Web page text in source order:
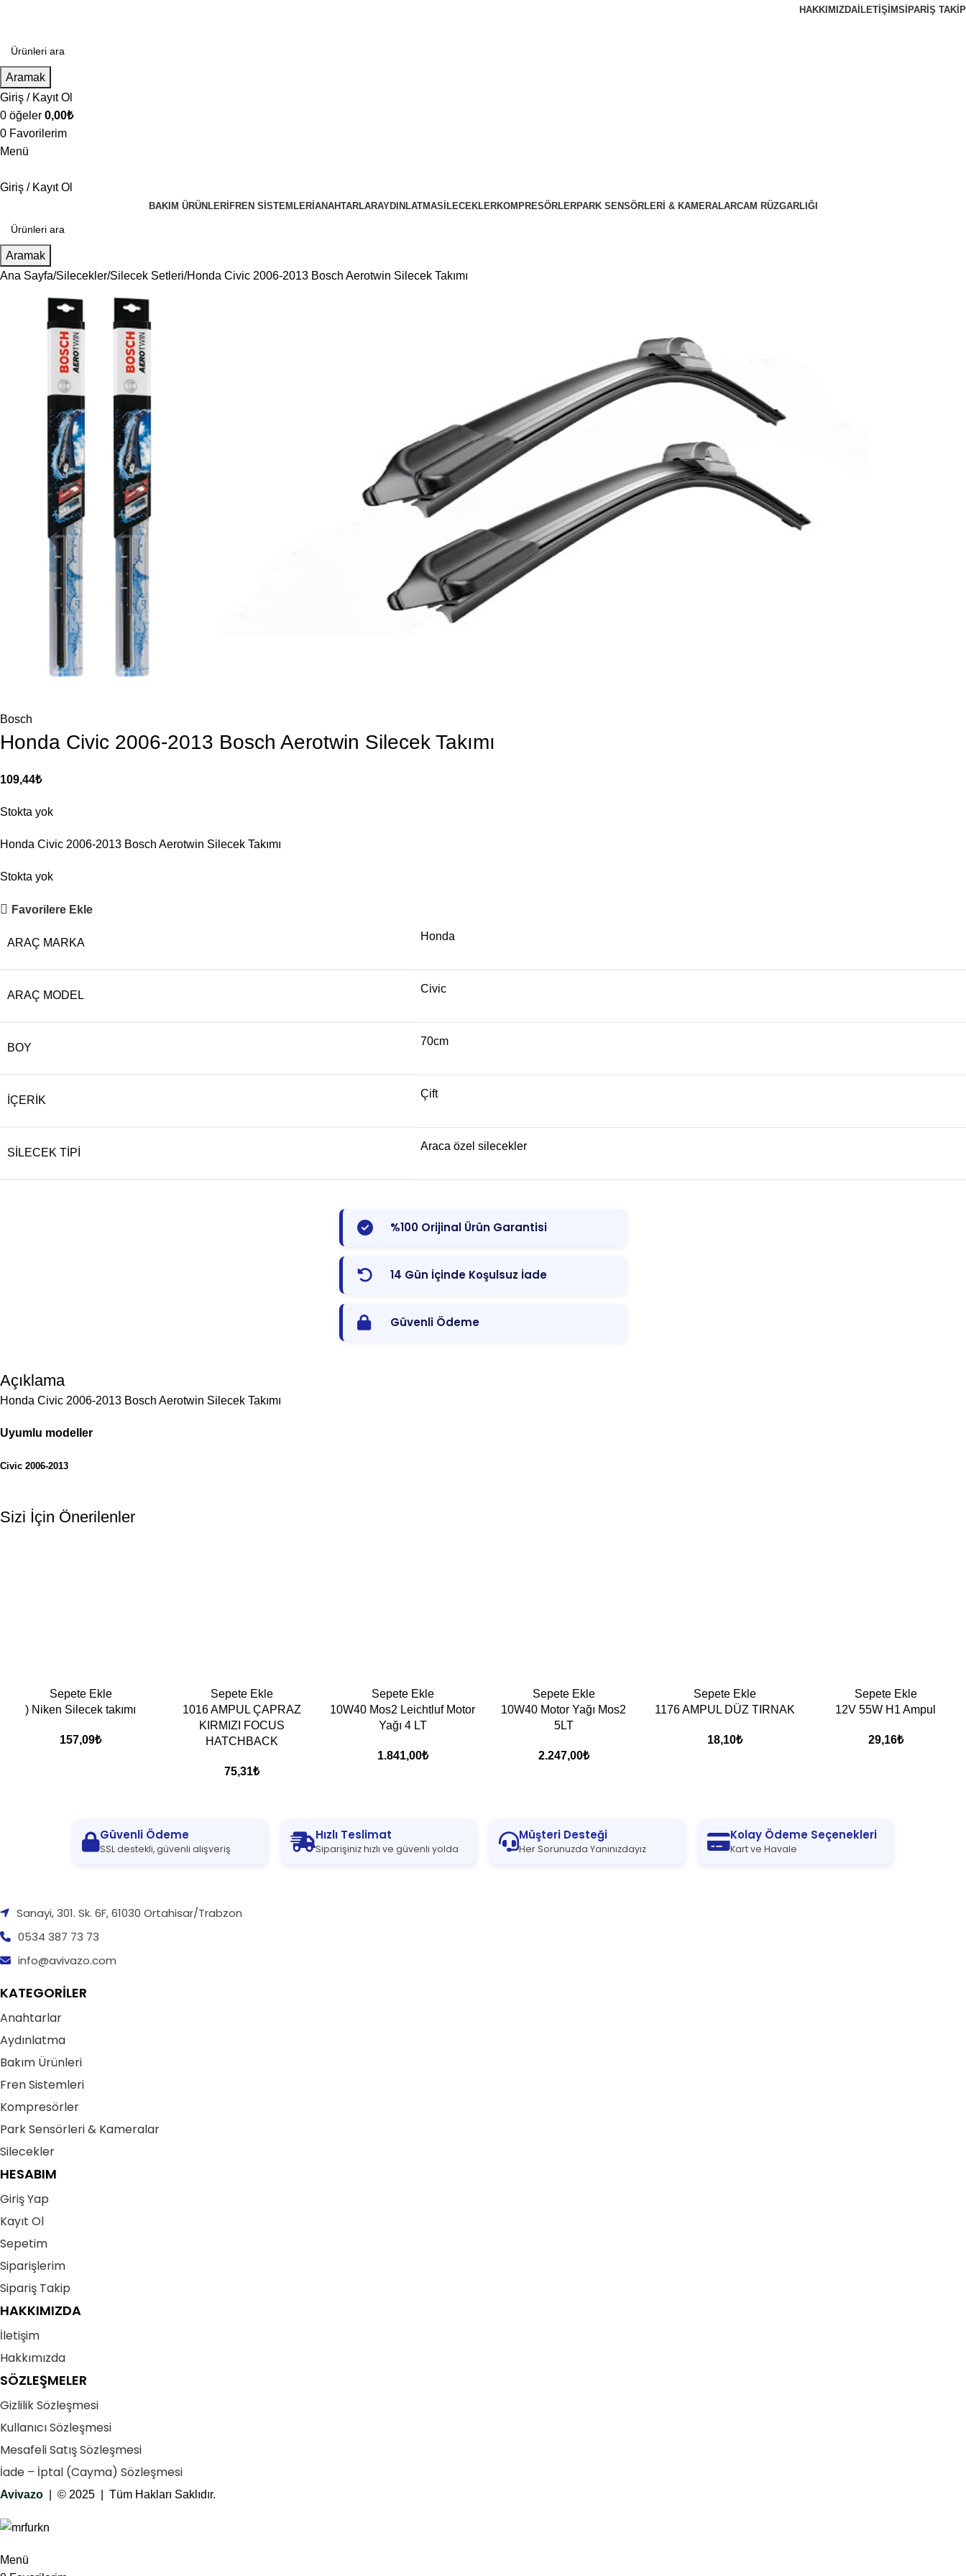
HAKKIMIZDA İLETIŞIMSIPARIŞ TAKIP
Aramak
Giriş / Kayıt Ol
0 öğeler 0,00₺
0 Favorilerim
Menü
Giriş / Kayıt Ol
BAKIM ÜRÜNLERI FREN SISTEMLERI ANAHTARLARAYDINLATMASILECEKLERKOMPRESÖRLERPARK SENSÖRLERI & KAMERALARCAM RÜZGARLIĞI
Aramak
Ana Sayfa Silecekler Silecek Setleri Honda Civic 2006-2013 Bosch Aerotwin Silecek Takımı
Bosch
Honda Civic 2006-2013 Bosch Aerotwin Silecek Takımı
109,44₺
Stokta yok
Honda Civic 2006-2013 Bosch Aerotwin Silecek Takımı
Stokta yok
Favorilere Ekle
ARAÇ MARKA
Honda
ARAÇ MODEL
Civic
BOY
70cm
İÇERIK
Çift
SILECEK TIPI
Araca özel silecekler
%100 Orijinal Ürün Garantisi
14 Gün İçinde Koşulsuz İade
Güvenli Ödeme
Açıklama
Honda Civic 2006-2013 Bosch Aerotwin Silecek Takımı
Uyumlu modeller
Civic 2006-2013
Sizi İçin Önerilenler
Sepete Ekle
) Niken Silecek takımı
157,09₺
Sepete Ekle
1016 AMPUL ÇAPRAZ
KIRMIZI FOCUS
HATCHBACK
75,31₺
Sepete Ekle
10W40 Mos2 Leichtluf Motor
Yağı 4 LT
1.841,00₺
Sepete Ekle
10W40 Motor Yağı Mos2
5LT
2.247,00₺
Sepete Ekle
1176 AMPUL DÜZ TIRNAK
18,10₺
Sepete Ekle
12V 55W H1 Ampul
29,16₺
Güvenli Ödeme
SSL destekli, güvenli alışveriş
Hızlı Teslimat
Siparişiniz hızlı ve güvenli yolda
Müşteri Desteği
Her Sorunuzda Yanınızdayız
Kolay Ödeme Seçenekleri
Kart ve Havale
Sanayi, 301. Sk. 6F, 61030 Ortahisar/Trabzon
0534 387 73 73
info@avivazo.com
KATEGORİLER
Anahtarlar
Aydınlatma
Bakım Ürünleri
Fren Sistemleri
Kompresörler
Park Sensörleri & Kameralar
Silecekler
HESABIM
Giriş Yap
Kayıt Ol
Sepetim
Siparişlerim
Sipariş Takip
HAKKIMIZDA
İletişim
Hakkımızda
SÖZLEŞMELER
Gizlilik Sözleşmesi
Kullanıcı Sözleşmesi
Mesafeli Satış Sözleşmesi
İade – İptal (Cayma) Sözleşmesi
Avivazo | © 2025 | Tüm Hakları Saklıdır.
Menü